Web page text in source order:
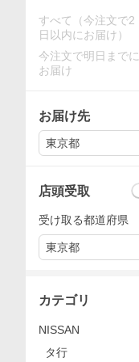
すべて（今注文で2
日以内にお届け）
今注文で明日までに
お届け
お届け先
東京都
店頭受取
受け取る都道府県
東京都
カテゴリ
NISSAN
タ行